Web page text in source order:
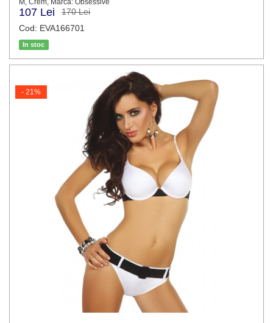
M, Crem, Marca: Obsessive
107 Lei
170 Lei
Cod: EVA166701
In stoc
- 21%